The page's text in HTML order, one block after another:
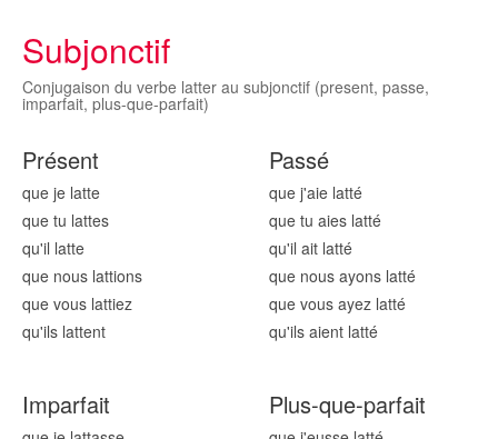
Subjonctif
Conjugaison du verbe latter au subjonctif (present, passe,
imparfait, plus-que-parfait)
Présent
que je latte
que tu lattes
qu'il latte
que nous lattions
que vous lattiez
qu'ils lattent
Passé
que j'aie latté
que tu aies latté
qu'il ait latté
que nous ayons latté
que vous ayez latté
qu'ils aient latté
Imparfait Plus-que-parfait